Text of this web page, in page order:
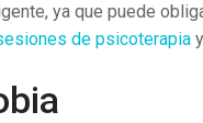
ya que puede
de psicoterapia